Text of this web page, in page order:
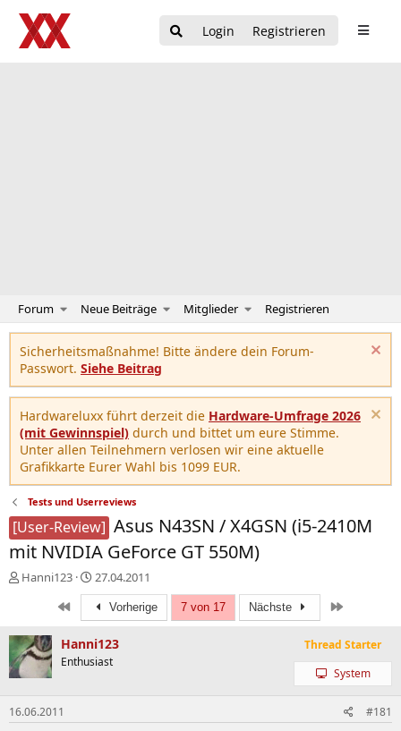
Login Registrieren
Forum Neue Beiträge Mitglieder Registrieren
Sicherheitsmaßnahme! Bitte ändere dein Forum-
Passwort. Siehe Beitrag
Hardwareluxx führt derzeit die Hardware-Umfrage 2026
(mit Gewinnspiel) durch und bittet um eure Stimme.
Unter allen Teilnehmern verlosen wir eine aktuelle
Grafikkarte Eurer Wahl bis 1099 EUR.
Tests und Userreviews
[User-Review] Asus N43SN / X4GSN (i5-2410M
mit NVIDIA GeForce GT 550M)
E
e
l
l
Hanni123
E
r
s
t
e
l
m
27.04.2011
Erste Vorherige 7 von 17 Nächste
Hanni123
Enthusiast
Thread Starter
System
16.06.2011 #181